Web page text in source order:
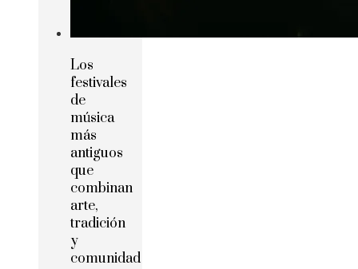
Los
festivales
de
música
más
antiguos
que
combinan
arte,
tradición
y
comunidad